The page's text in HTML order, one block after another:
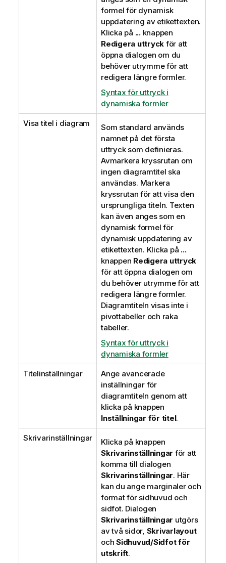
formel för dynamisk
uppdatering av etikettexten.
Klicka på ...knappen
Redigera uttryck för att
öppna dialogen om du
behöver utrymme för att
redigera längre formler.
Syntax för uttryck i
dynamiska formler
Visa titel i diagram
Som standard används
namnet på det första
uttryck som definieras.
Avmarkera kryssrutan om
ingen diagramtitel ska
användas. Markera
kryssrutan för att visa den
ursprungliga titeln. Texten
kan även anges som en
dynamisk formel för
dynamisk uppdatering av
etikettexten. Klicka på ...
knappen Redigera uttryck
för att öppna dialogen om
du behöver utrymme för att
redigera längre formler.
Diagramtiteln visas inte i
pivottabeller och raka
tabeller.
Syntax för uttryck i
dynamiska formler
Titelinställningar
Ange avancerade
inställningar för
diagramtiteln genom att
klicka på knappen
Inställningar för titel.
Skrivarinställningar
Klicka på knappen
Skrivarinställningar för att
komma till dialogen
Skrivarinställningar. Här
kan du ange marginaler och
format för sidhuvud och
sidfot. Dialogen
Skrivarinställningar utgörs
av två sidor, Skrivarlayout
och Sidhuvud/Sidfot för
utskrift.